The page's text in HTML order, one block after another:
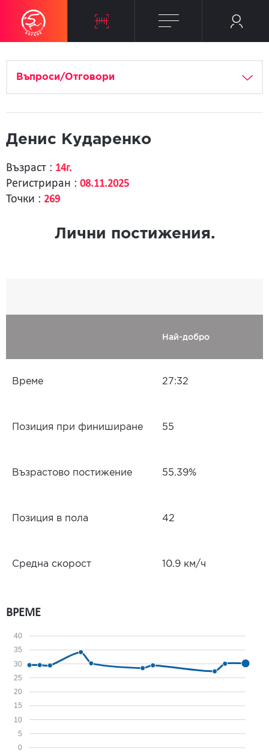
Въпроси/Отговори
Денис Кударенко
Възраст : 14г.
Регистриран : 08.11.2025
Точки : 269
Лични постижения.
Най-добро
Време 27:32
Позиция при финиширане 55
Възрастово постижение 55.39%
Позиция в пола 42
Средна скорост 10.9 км/ч
ВРЕМЕ
0
5
10
15
20
25
30
35
40